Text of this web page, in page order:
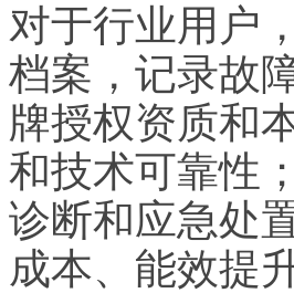
对于行业用户
档案，记录故
牌授权资质和
和技术可靠性
诊断和应急处
成本、能效提